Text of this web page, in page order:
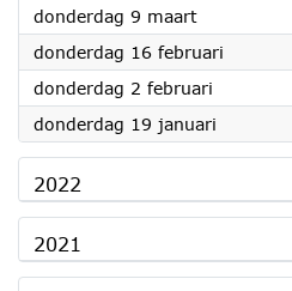
donderdag 9 maart2023
donderdag 16 februari
donderdag 2 februari
donderdag 19 januari
2022
2021